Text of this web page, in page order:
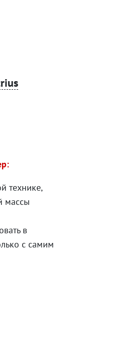
технике,
массы
в
с самим